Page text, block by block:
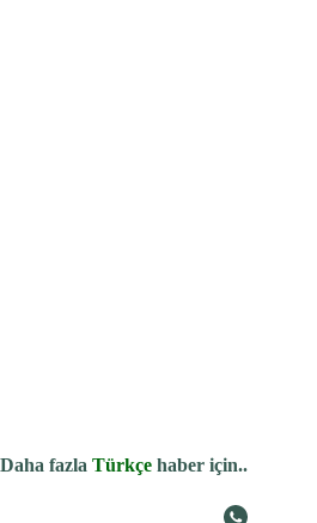
Daha fazla Türkçe haber için..